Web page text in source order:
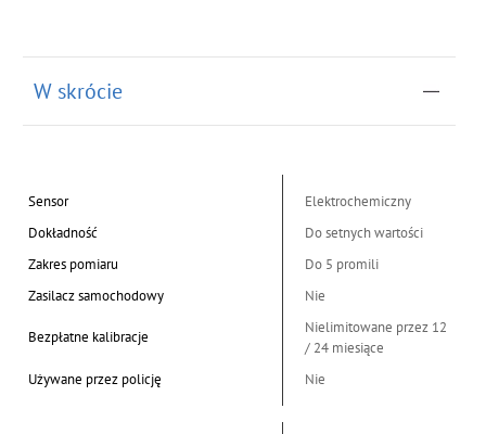
W skrócie
Sensor
Elektrochemiczny
Dokładność
Do setnych wartości
Zakres pomiaru
Do 5 promili
Zasilacz samochodowy
Nie
Bezpłatne kalibracje
Nielimitowane przez 12
/ 24 miesiące
Używane przez policję
Nie